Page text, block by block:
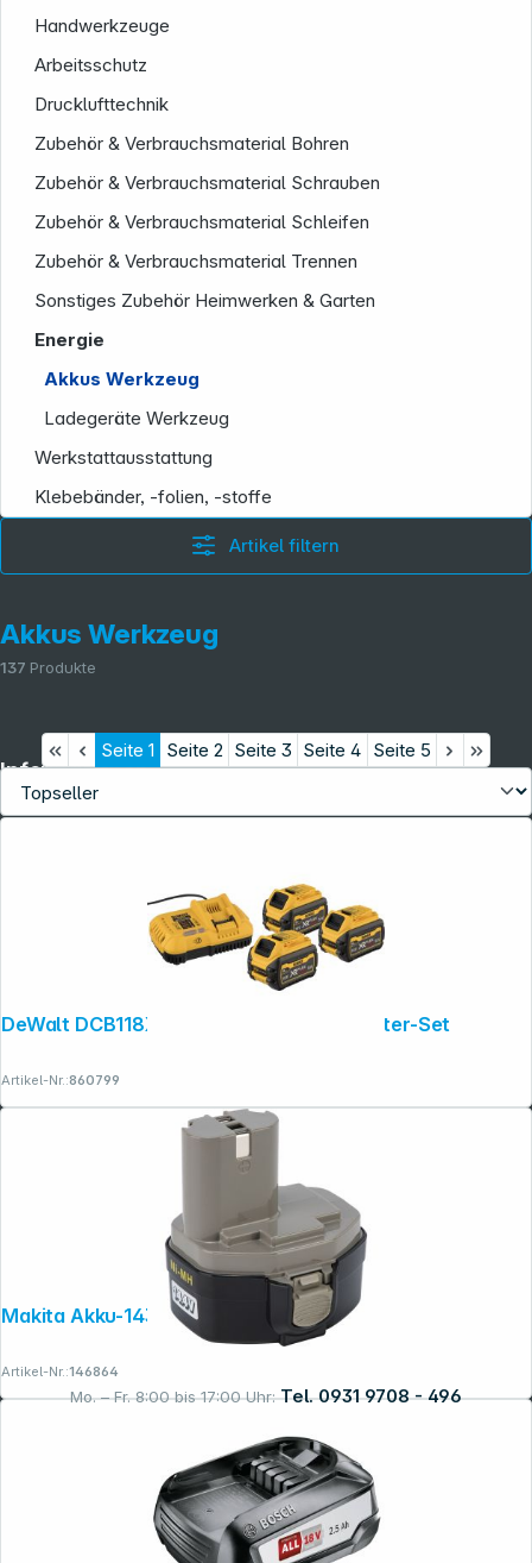
Mo. – Fr. 8:00 bis 17:00 Uhr: Tel. 0931 9708 - 496
Handwerkzeuge
Arbeitsschutz
Drucklufttechnik
Zubehör & Verbrauchsmaterial Bohren
Zubehör & Verbrauchsmaterial Schrauben
Zubehör & Verbrauchsmaterial Schleifen
Zubehör & Verbrauchsmaterial Trennen
Sonstiges Zubehör Heimwerken & Garten
Energie
Akkus Werkzeug
Ladegeräte Werkzeug
Werkstattausstattung
Klebebänder, -folien, -stoffe
Artikel filtern
Akkus Werkzeug
137 Produkte
Seite 1 Seite 2 Seite 3 Seite 4 Seite 5
DeWalt DCB118X3-QW 3x 54V Akku-Starter-Set
Artikel-Nr.:860799
Makita Akku-1434 NI-MH 14,4V 2,5Ah
Artikel-Nr.:146864
Service
Informationen